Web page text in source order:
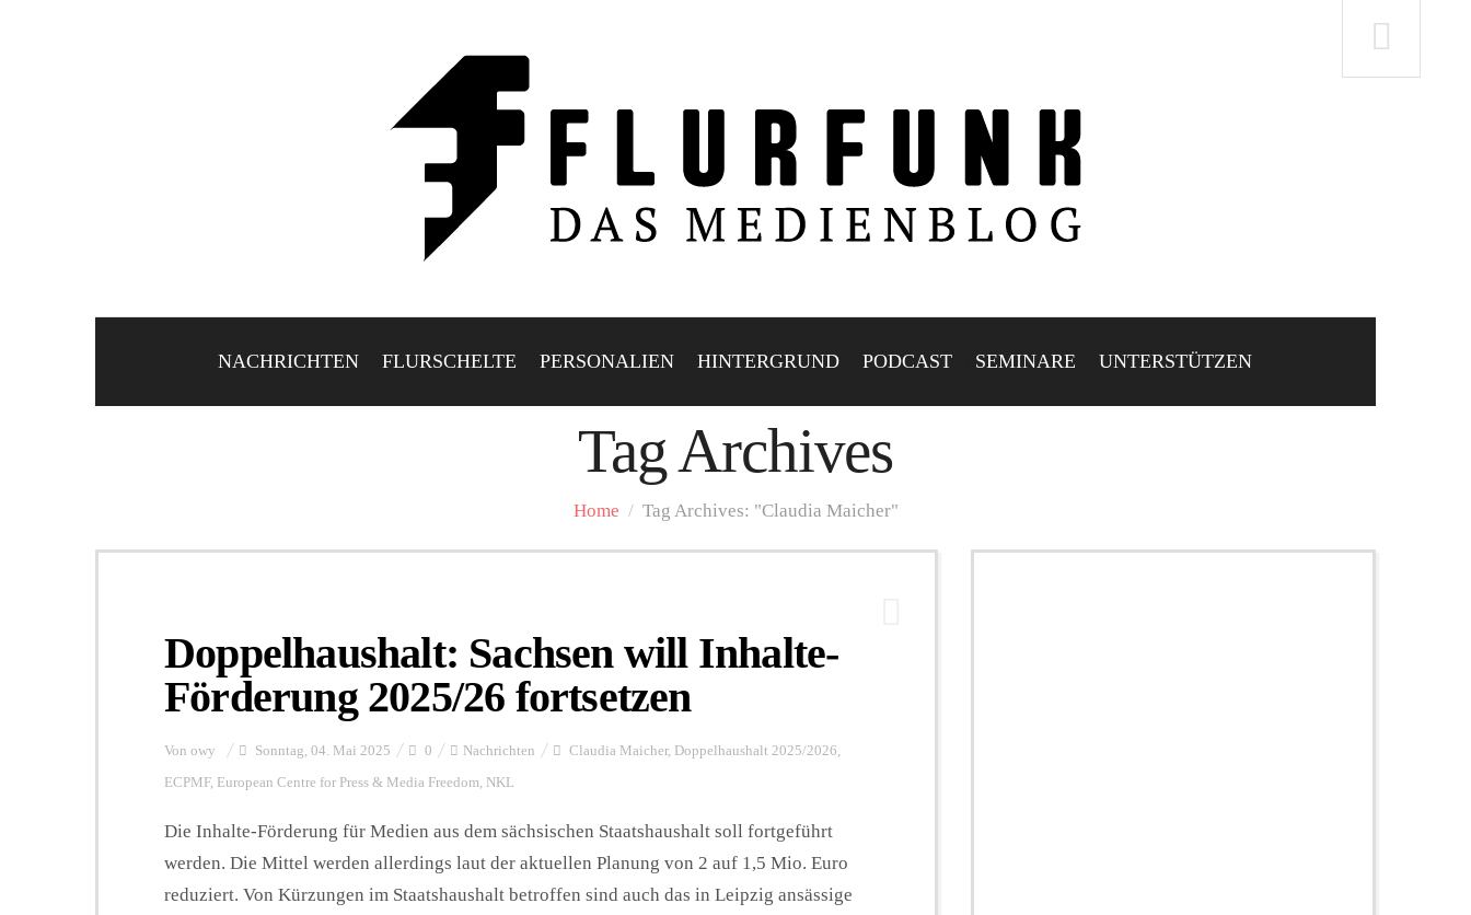
NACHRICHTEN FLURSCHELTE PERSONALIEN HINTERGRUND PODCAST SEMINARE UNTERSTÜTZEN
Tag Archives
Home / Tag Archives: "Claudia Maicher"
Doppelhaushalt: Sachsen will Inhalte-
Förderung 2025/26 fortsetzen
Von owy Sonntag, 04. Mai 2025 0 Nachrichten Claudia Maicher, Doppelhaushalt 2025/2026,
ECPMF, European Centre for Press & Media Freedom, NKL
Die Inhalte-Förderung für Medien aus dem sächsischen Staatshaushalt soll fortgeführt
werden. Die Mittel werden allerdings laut der aktuellen Planung von 2 auf 1,5 Mio. Euro
reduziert. Von Kürzungen im Staatshaushalt betroffen sind auch das in Leipzig ansässige